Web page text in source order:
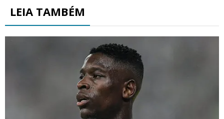
LEIA TAMBÉM